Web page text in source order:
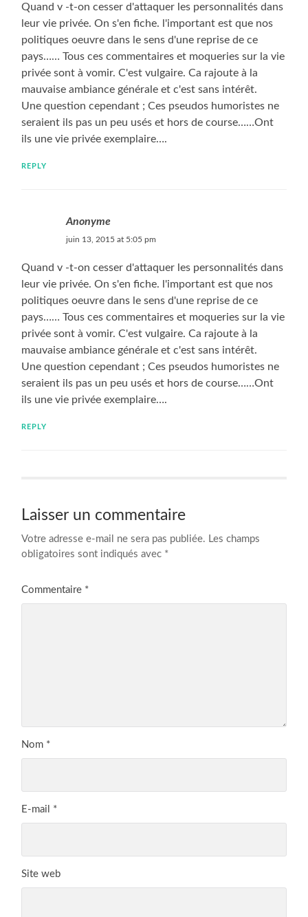
Quand v -t-on cesser d'attaquer les personnalités dans
leur vie privée. On s'en fiche. l'important est que nos
politiques oeuvre dans le sens d'une reprise de ce
pays…… Tous ces commentaires et moqueries sur la vie
privée sont à vomir. C'est vulgaire. Ca rajoute à la
mauvaise ambiance générale et c'est sans intérêt.
Une question cependant ; Ces pseudos humoristes ne
seraient ils pas un peu usés et hors de course……Ont
ils une vie privée exemplaire….
REPLY
Anonyme
juin 13, 2015 at 5:05 pm
Quand v -t-on cesser d'attaquer les personnalités dans
leur vie privée. On s'en fiche. l'important est que nos
politiques oeuvre dans le sens d'une reprise de ce
pays…… Tous ces commentaires et moqueries sur la vie
privée sont à vomir. C'est vulgaire. Ca rajoute à la
mauvaise ambiance générale et c'est sans intérêt.
Une question cependant ; Ces pseudos humoristes ne
seraient ils pas un peu usés et hors de course……Ont
ils une vie privée exemplaire….
REPLY
Laisser un commentaire
Votre adresse e-mail ne sera pas publiée. Les champs
obligatoires sont indiqués avec *
Commentaire *
Nom *
E-mail *
Site web